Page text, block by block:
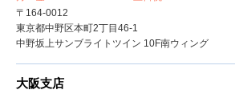
〒164-0012
東京都中野区本町2丁目46-1
中野坂上サンブライトツイン 10F南ウィング
大阪支店